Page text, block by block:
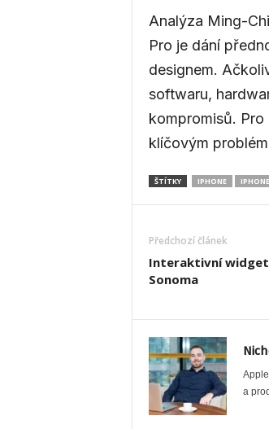
Analýza Ming-
Pro je dání
designem.
softwaru,
kompromisů.
klíčovým
ŠTÍTKY IPHONE
Předchozí článek
Interaktivní
Sonoma
a